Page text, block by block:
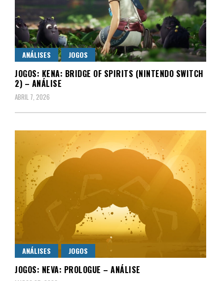
ANÁLISES JOGOS
JOGOS: KENA: BRIDGE OF SPIRITS (NINTENDO SWITCH
2) – ANÁLISE
ABRIL 7, 2026
ANÁLISES JOGOS
JOGOS: NEVA: PROLOGUE – ANÁLISE